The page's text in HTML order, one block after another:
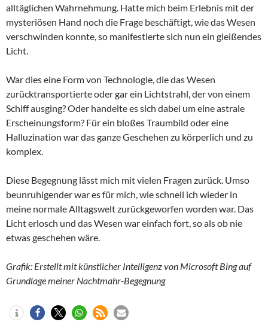
alltäglichen Wahrnehmung. Hatte mich beim Erlebnis mit der
mysteriösen Hand noch die Frage beschäftigt, wie das Wesen
verschwinden konnte, so manifestierte sich nun ein gleißendes
Licht.
War dies eine Form von Technologie, die das Wesen
zurücktransportierte oder gar ein Lichtstrahl, der von einem
Schiff ausging? Oder handelte es sich dabei um eine astrale
Erscheinungsform? Für ein bloßes Traumbild oder eine
Halluzination war das ganze Geschehen zu körperlich und zu
komplex.
Diese Begegnung lässt mich mit vielen Fragen zurück. Umso
beunruhigender war es für mich, wie schnell ich wieder in
meine normale Alltagswelt zurückgeworfen worden war. Das
Licht erlosch und das Wesen war einfach fort, so als ob nie
etwas geschehen wäre.
Grafik: Erstellt mit künstlicher Intelligenz von Microsoft Bing auf
Grundlage meiner Nachtmahr-Begegnung